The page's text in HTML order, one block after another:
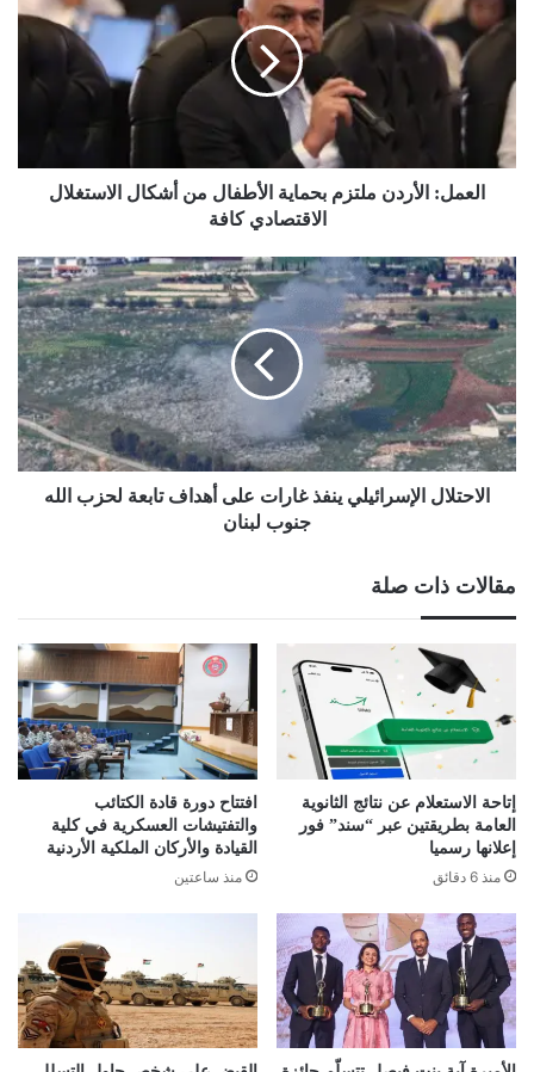
ملتزم
بحماية
من
أشكال
الاستغلال
الاقتصادي
العمل: الأردن ملتزم بحماية الأطفال من أشكال الاستغلال
الاقتصادي كافة
الاحتلال
الإسرائيلي
ينفذ
غارات
على
أهداف
تابعة
لحزب
الله
جنوبالاحتلال الإسرائيلي ينفذ غارات على أهداف تابعة لحزب الله
جنوب لبنان
مقالات ذات صلة
إتاحة الاستعلام عن نتائج الثانوية
العامة بطريقتين عبر “سند” فور
إعلانها رسميا
منذ 6 دقائق
افتتاح دورة قادة الكتائب
والتفتيشات العسكرية في كلية
القيادة والأركان الملكية الأردنية
منذ ساعتين